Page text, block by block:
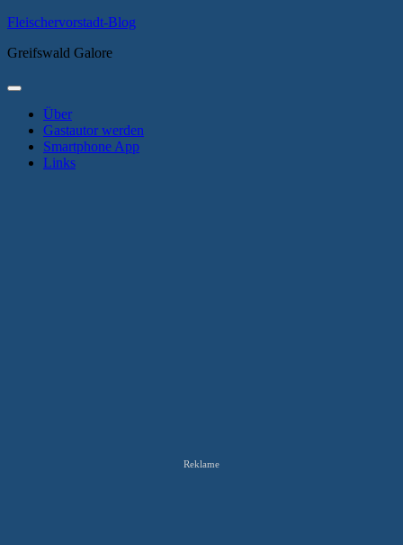
Zum
springen
Fleischervorstadt-Blog
Greifswald Galore
Primäres
Über
Gastautor werden
Smartphone App
Links
Reklame